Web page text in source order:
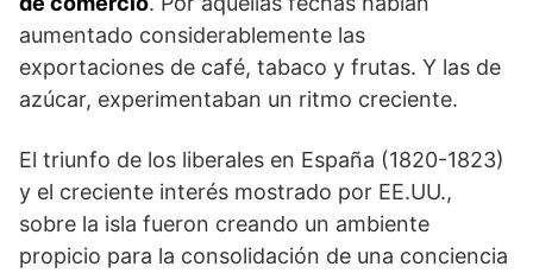
aumentado considerablemente las
exportaciones de café, tabaco y frutas. Y las de
azúcar, experimentaban un ritmo creciente.
El triunfo de los liberales en España (1820-1823)
y el creciente interés mostrado por EE.UU.,
sobre la isla fueron creando un ambiente
propicio para la consolidación de una conciencia